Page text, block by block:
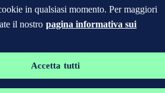
in qualsiasi momento. Per maggiori
il nostro pagina informativa sui
Accetta tutti